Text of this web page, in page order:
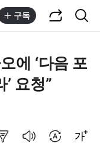
구독
에 ‘다음 포
요청”